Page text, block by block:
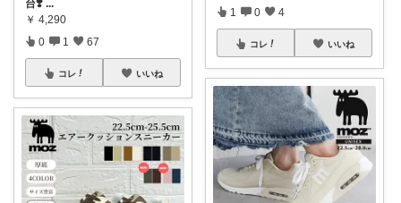
台❣️ ...
￥ 4,290
0 1 67
コレ いいね
1 0 4
コレ いいね